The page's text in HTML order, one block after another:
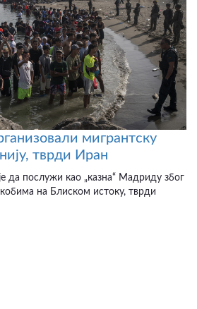
мигрантску
тврди Иран
да послужи као „казна“ Мадриду због
на Блиском истоку, тврди